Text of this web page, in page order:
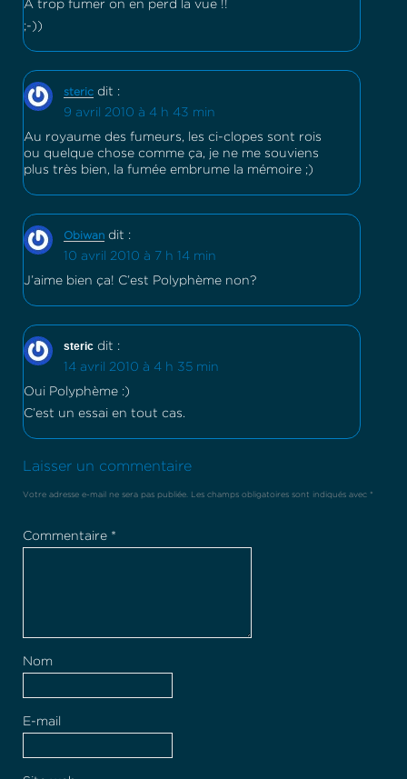
A trop fumer on en perd la vue !!
;-))
steric dit :
9 avril 2010 à 4 h 43 min
Au royaume des fumeurs, les ci-clopes sont rois
ou quelque chose comme ça, je ne me souviens
plus très bien, la fumée embrume la mémoire ;)
Obiwan dit :
10 avril 2010 à 7 h 14 min
J’aime bien ça! C’est Polyphème non?
steric dit :
14 avril 2010 à 4 h 35 min
Oui Polyphème :)
C’est un essai en tout cas.
Laisser un commentaire
Votre adresse e-mail ne sera pas publiée. Les champs obligatoires sont indiqués avec *
Commentaire *
Nom
E-mail